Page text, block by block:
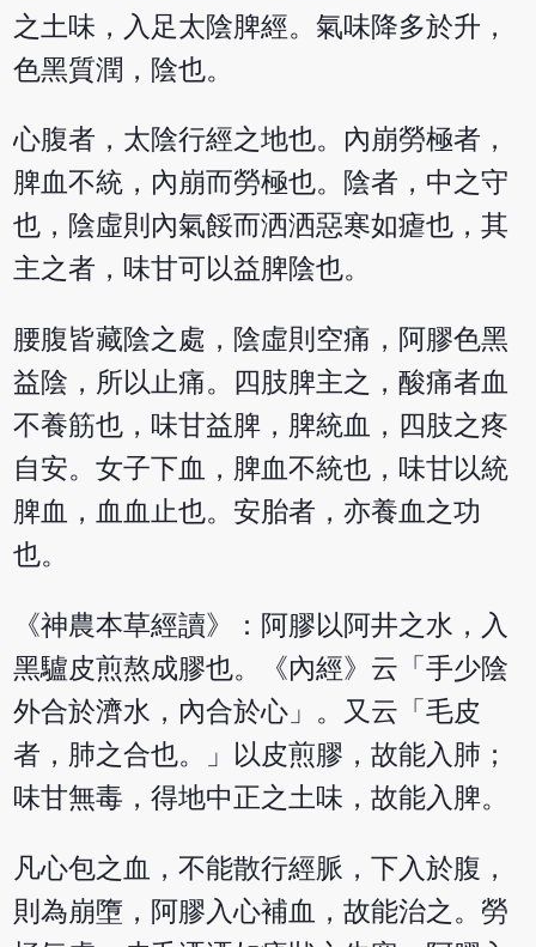
之土味，入足太陰脾經。氣味降多於升，
色黑質潤，陰也。
心腹者，太陰行經之地也。內崩勞極者，
脾血不統，內崩而勞極也。陰者，中之守
也，陰虛則內氣餒而洒洒惡寒如瘧也，其
主之者，味甘可以益脾陰也。
腰腹皆藏陰之處，陰虛則空痛，阿膠色黑
益陰，所以止痛。四肢脾主之，酸痛者血
不養筋也，味甘益脾，脾統血，四肢之疼
自安。女子下血，脾血不統也，味甘以統
脾血，血血止也。安胎者，亦養血之功
也。
《神農本草經讀》：阿膠以阿井之水，入
黑驢皮煎熬成膠也。《內經》云「手少陰
外合於濟水，內合於心」。又云「毛皮
者，肺之合也。」以皮煎膠，故能入肺；
味甘無毒，得地中正之土味，故能入脾。
凡心包之血，不能散行經脈，下入於腹，
則為崩墮，阿膠入心補血，故能治之。勞